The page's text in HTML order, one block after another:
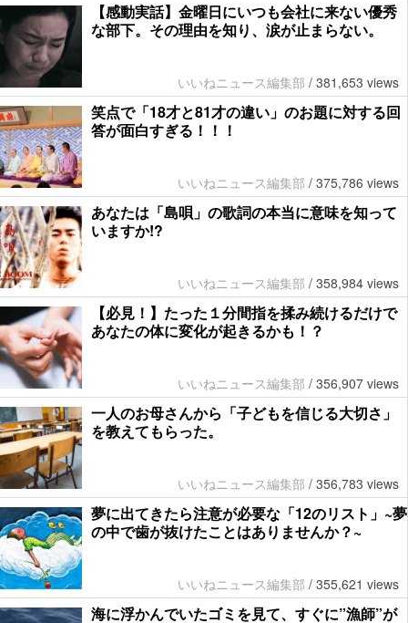
【感動実話】金曜日にいつも会社に来ない優秀
な部下。その理由を知り、涙が止まらない。
いいねニュース編集部 / 381,653 views
笑点で「18才と81才の違い」のお題に対する回
答が面白すぎる！！！
いいねニュース編集部 / 375,786 views
あなたは「島唄」の歌詞の本当に意味を知って
いますか!?
いいねニュース編集部 / 358,984 views
【必見！】たった１分間指を揉み続けるだけで
あなたの体に変化が起きるかも！？
いいねニュース編集部 / 356,907 views
一人のお母さんから「子どもを信じる大切さ」
を教えてもらった。
いいねニュース編集部 / 356,783 views
夢に出てきたら注意が必要な「12のリスト」~夢
の中で歯が抜けたことはありませんか？~
いいねニュース編集部 / 355,621 views
海に浮かんでいたゴミを見て、すぐに”漁師”が